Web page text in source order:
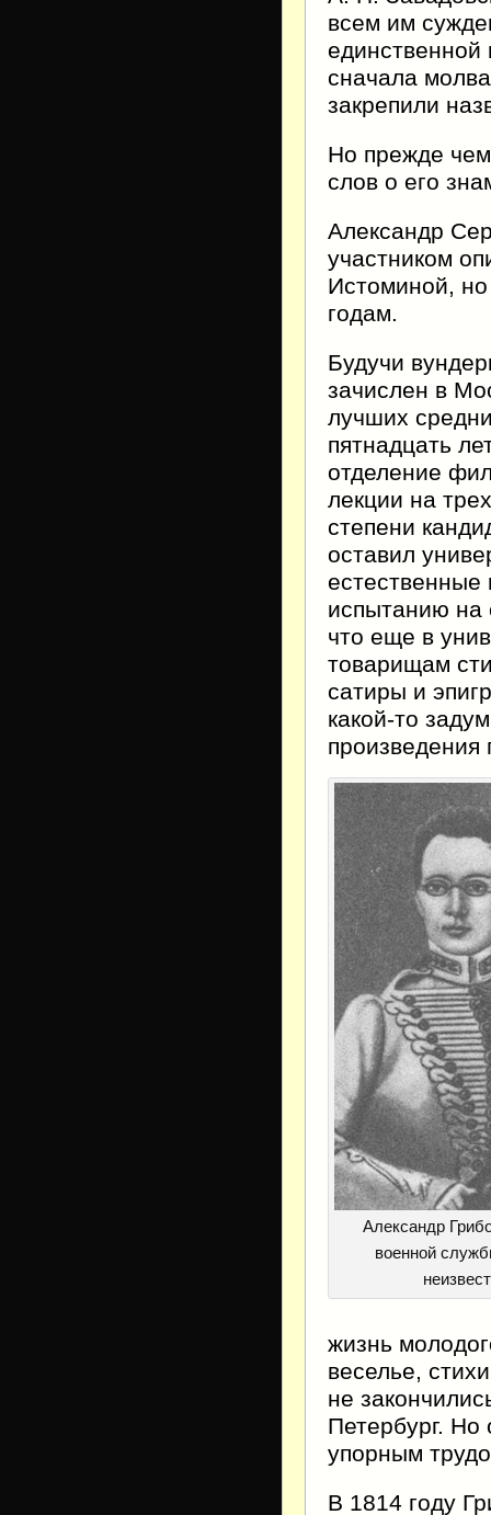
всем им
единственной
сначала
закрепили
Но прежде
слов о его
Александр
участником
Истоминой,
годам.
Будучи
зачислен в
лучших
пятнадцать
отделение
лекции на
степени
оставил
естественные
испытанию на
что еще в
товарищам
сатиры и
какой-то
произведения
Александр
военной
жизнь
веселье,
не
Петербург.
упорным
В 1814 году